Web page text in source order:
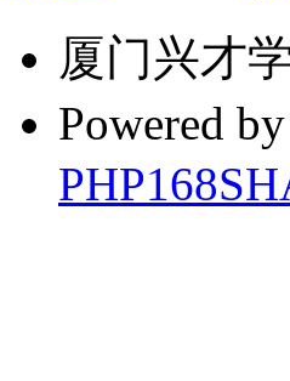
厦门兴才
Powered by